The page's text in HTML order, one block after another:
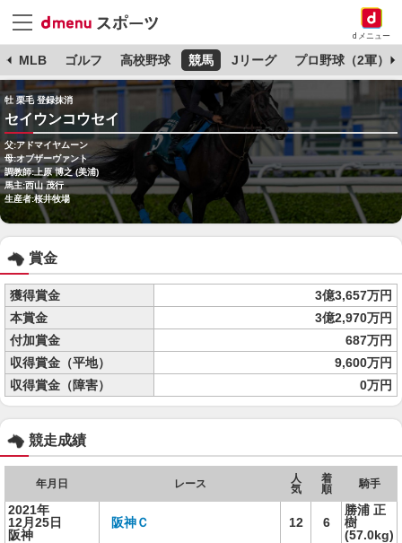
dメニュー
MLB ゴルフ 高校野球 競馬 Jリーグ プロ野球（2軍）
牡 栗毛 登録抹消
セイウンコウセイ
父:アドマイヤムーン
母:オブザーヴァント
調教師:上原 博之 (美浦)
馬主:西山 茂行
生産者:桜井牧場
賞金
獲得賞金
3億3,657万円
本賞金
3億2,970万円
付加賞金
687万円
収得賞金（平地）
9,600万円
収得賞金（障害）
0万円
競走成績
年月日 レース
人
気
着
順
騎手
2021年
12月25日
阪神
阪神Ｃ 12 6
勝浦 正
樹
(57.0kg)